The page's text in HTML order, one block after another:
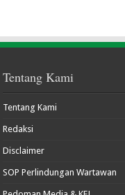
Tentang Kami
Tentang Kami
Redaksi
Disclaimer
SOP Perlindungan Wartawan